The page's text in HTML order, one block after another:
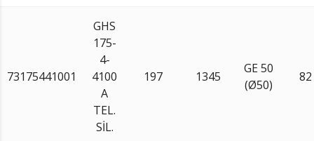
73175441001
GHS
175-
4-
4100
A
TEL.
SİL.
197 1345
GE 50
(Ø50)
82